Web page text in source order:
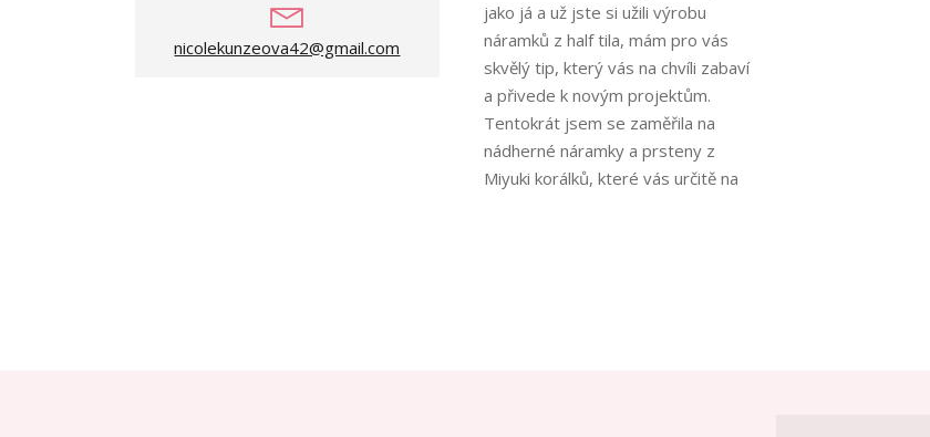
nicolekunzeova42@gmail.com
jako já a už jste si užili výrobu
náramků z half tila, mám pro vás
skvělý tip, který vás na chvíli zabaví
a přivede k novým projektům.
Tentokrát jsem se zaměřila na
nádherné náramky a prsteny z
Miyuki korálků, které vás určitě na